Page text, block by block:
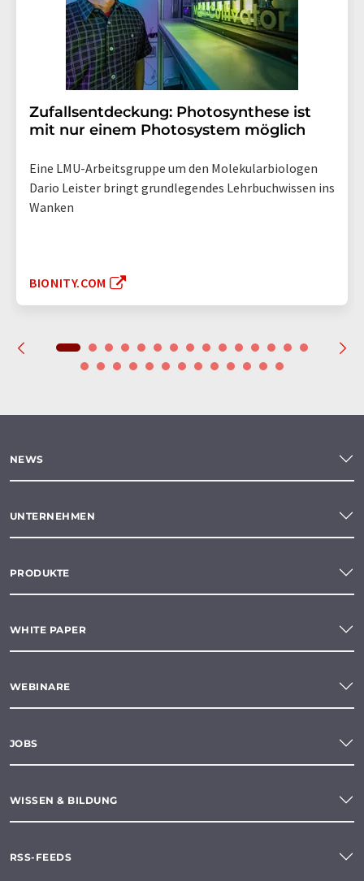
Zufallsentdeckung: Photosynthese ist
mit nur einem Photosystem möglich
Eine LMU-Arbeitsgruppe um den Molekularbiologen
Dario Leister bringt grundlegendes Lehrbuchwissen ins
Wanken
BIONITY.COM
NEWS
UNTERNEHMEN
PRODUKTE
WHITE PAPER
WEBINARE
JOBS
WISSEN & BILDUNG
RSS-FEEDS